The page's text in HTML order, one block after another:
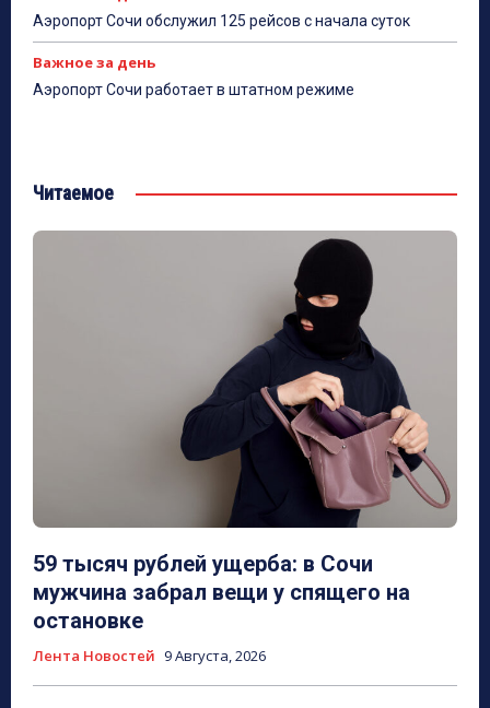
Аэропорт Сочи обслужил 125 рейсов с начала суток
Важное за день
Аэропорт Сочи работает в штатном режиме
Читаемое
59 тысяч рублей ущерба: в Сочи
мужчина забрал вещи у спящего на
остановке
Лента Новостей 9 Августа, 2026